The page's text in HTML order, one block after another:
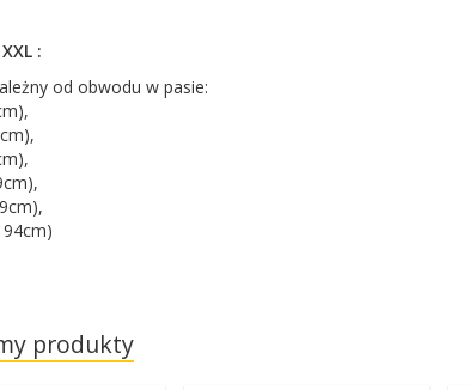
:
od obwodu w pasie:
94cm)
produkty